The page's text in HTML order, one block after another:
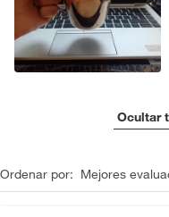
Ocultar
Ordenar por: Mejores